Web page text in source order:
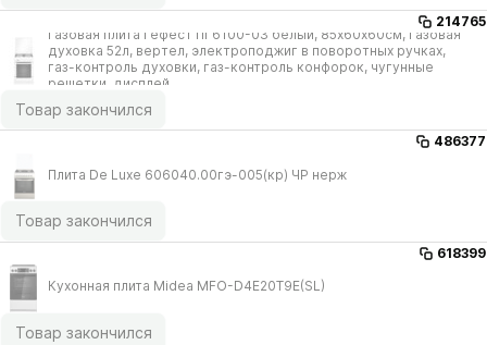
214765
Газовая плита Гефест ПГ6100-03 белый, 85х60х60см, газовая
духовка 52л, вертел, электроподжиг в поворотных ручках,
газ-контроль духовки, газ-контроль конфорок, чугунные
решетки, дисплей
Товар закончился
486377
Плита De Luxe 606040.00гэ-005(кр) ЧР нерж
Товар закончился
618399
Кухонная плита Midea MFO-D4E20T9E(SL)
Товар закончился